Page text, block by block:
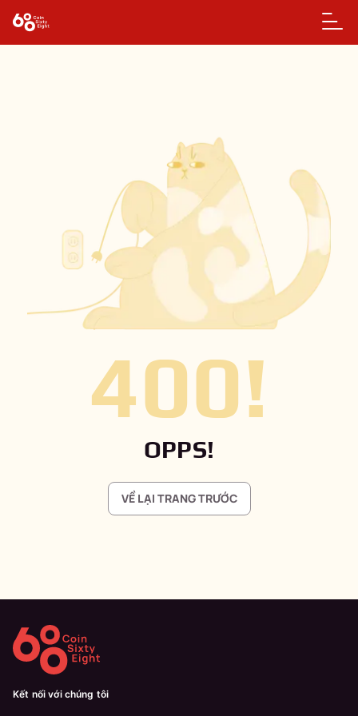
400!
OPPS!
VỀ LẠI TRANG TRƯỚC
Kết nối với chúng tôi